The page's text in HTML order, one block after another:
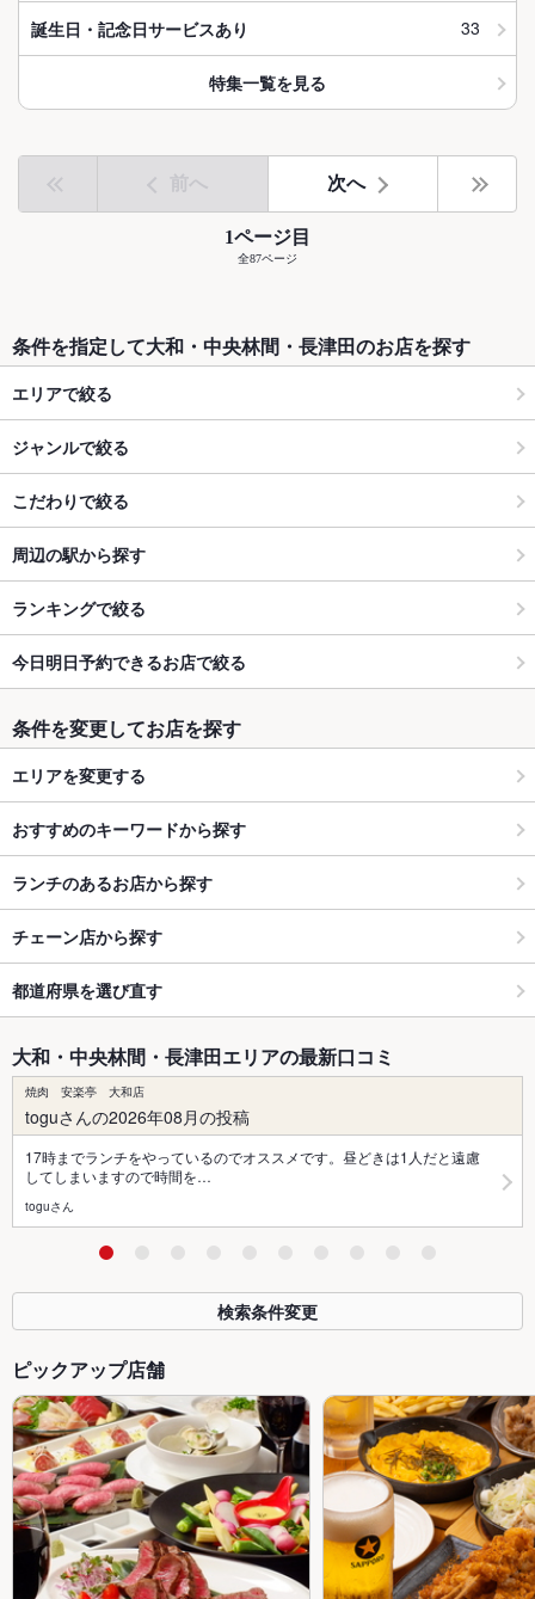
誕生日・記念日サービスあり 33
特集一覧を見る
前へ 次へ
1ページ目
全87ページ
条件を指定して大和・中央林間・長津田のお店を探す
エリアで絞る
ジャンルで絞る
こだわりで絞る
周辺の駅から探す
ランキングで絞る
今日明日予約できるお店で絞る
条件を変更してお店を探す
エリアを変更する
おすすめのキーワードから探す
ランチのあるお店から探す
チェーン店から探す
都道府県を選び直す
大和・中央林間・長津田エリアの最新口コミ
焼肉 安楽亭 大和店
toguさんの2026年08月の投稿
17時までランチをやっているのでオススメです。昼どきは1人だと遠慮
してしまいますので時間を…
toguさん
検索条件変更
ピックアップ店舗